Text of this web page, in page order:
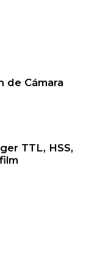
de Cámara
TTL, HSS,